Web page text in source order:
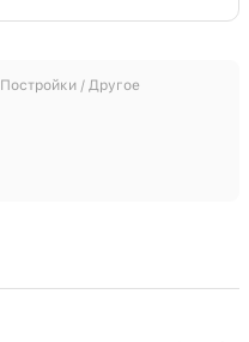
Постройки / Другое